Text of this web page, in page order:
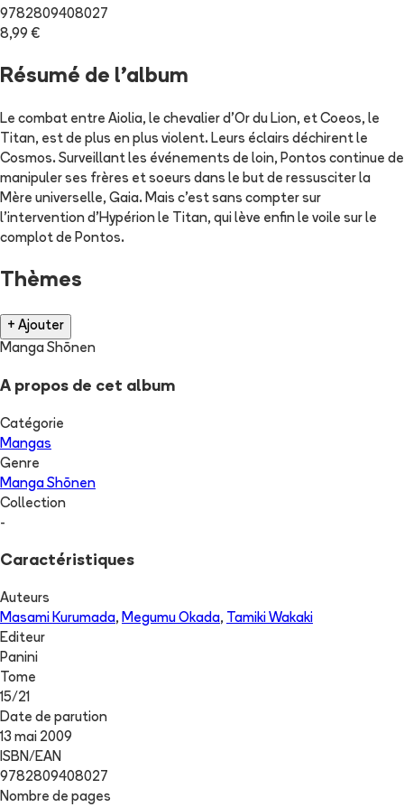
9782809408027
8,99 €
Résumé de l'album
Le combat entre Aiolia, le chevalier d'Or du Lion, et Coeos, le
Titan, est de plus en plus violent. Leurs éclairs déchirent le
Cosmos. Surveillant les événements de loin, Pontos continue de
manipuler ses frères et soeurs dans le but de ressusciter la
Mère universelle, Gaia. Mais c'est sans compter sur
l'intervention d'Hypérion le Titan, qui lève enfin le voile sur le
complot de Pontos.
Thèmes
+ Ajouter
Manga Shōnen
A propos de cet album
Catégorie
Mangas
Genre
Manga Shōnen
Collection
-
Caractéristiques
Auteurs
Masami Kurumada, Megumu Okada, Tamiki Wakaki
Editeur
Panini
Tome
15/21
Date de parution
13 mai 2009
ISBN/EAN
9782809408027
Nombre de pages